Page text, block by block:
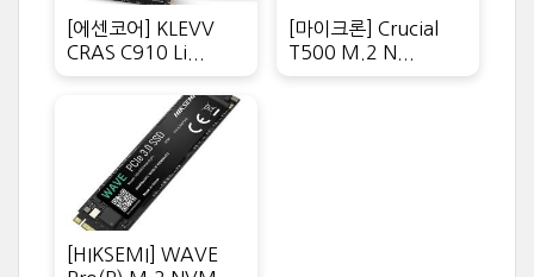
[에센코어] KLEVV
CRAS C910 Li...
[마이크론] Crucial
T500 M.2 N...
[HIKSEMI] WAVE